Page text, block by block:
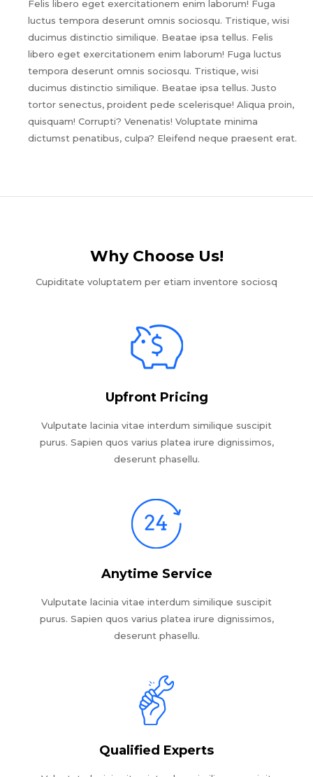
Felis libero eget exercitationem enim laborum! Fuga
luctus tempora deserunt omnis sociosqu. Tristique, wisi
ducimus distinctio similique. Beatae ipsa tellus. Felis
libero eget exercitationem enim laborum! Fuga luctus
tempora deserunt omnis sociosqu. Tristique, wisi
ducimus distinctio similique. Beatae ipsa tellus. Justo
tortor senectus, proident pede scelerisque! Aliqua proin,
quisquam! Corrupti? Venenatis! Voluptate minima
dictumst penatibus, culpa? Eleifend neque praesent erat.
Why Choose Us!​
Cupiditate voluptatem per etiam inventore sociosq
Upfront Pricing
Vulputate lacinia vitae interdum similique suscipit
purus. Sapien quos varius platea irure dignissimos,
deserunt phasellu.
Anytime Service
Vulputate lacinia vitae interdum similique suscipit
purus. Sapien quos varius platea irure dignissimos,
deserunt phasellu.
Qualified Experts